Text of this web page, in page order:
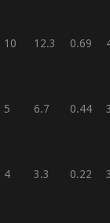
10 12.3 0.69
5 6.7 0.44
4 3.3 0.22